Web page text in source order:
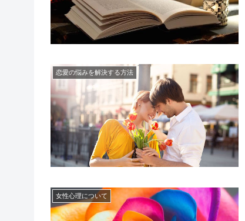
恋愛の悩みを解決する方法
女性心理について